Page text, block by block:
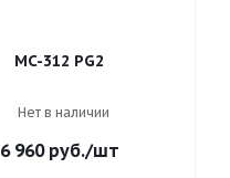
MC-312 PG2
Нет в наличии
6 960руб./шт